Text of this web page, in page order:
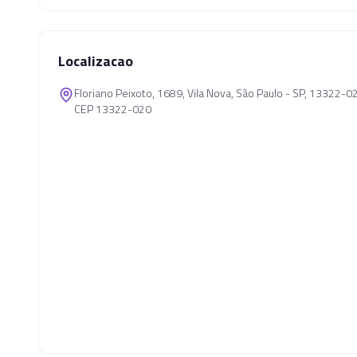
Localizacao
Floriano Peixoto, 1689, Vila Nova, São Paulo - SP, 13322-
CEP 13322-020